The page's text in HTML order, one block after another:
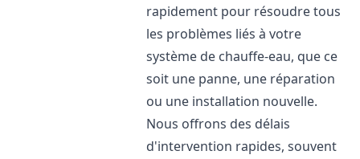
rapidement pour résoudre tous
les problèmes liés à votre
système de chauffe-eau, que ce
soit une panne, une réparation
ou une installation nouvelle.
Nous offrons des délais
d'intervention rapides, souvent